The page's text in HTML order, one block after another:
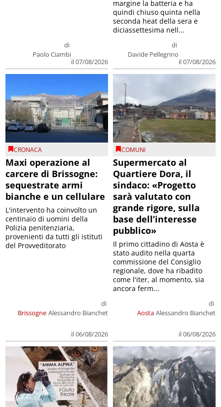
di
Paolo Ciambi
il 07/08/2026
di
Davide Pellegrino
il 07/08/2026
margine la batteria e ha
quindi chiuso quinta nella
seconda heat della sera e
diciassettesima nell...
CRONACA
Maxi operazione al
carcere di Brissogne:
sequestrate armi
bianche e un cellulare
Brissogne
di
Alessandro Bianchet
il 06/08/2026
L'intervento ha coinvolto un
centinaio di uomini della
Polizia penitenziaria,
provenienti da tutti gli istituti
del Provveditorato
COMUNI
Supermercato al
Quartiere Dora, il
sindaco: «Progetto
sarà valutato con
grande rigore, sulla
base dell’interesse
pubblico»
Aosta
di
Alessandro Bianchet
il 06/08/2026
Il primo cittadino di Aosta è
stato audito nella quarta
commissione del Consiglio
regionale, dove ha ribadito
come l'iter, al momento, sia
ancora ferm...